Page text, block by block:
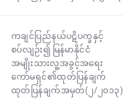
ကချင်ပြည်နယ်ပဋိပက္ခနှင့်
စပ်လျဉ်း၍ မြန်မာနိုင်ငံ
အမျိုးသားလူ့အခွင့်အရေး
ကော်မရှင်၏ထုတ်ပြန်ချက်
ထုတ်ပြန်ချက်အမှတ်(၂/၂၀၁၃)